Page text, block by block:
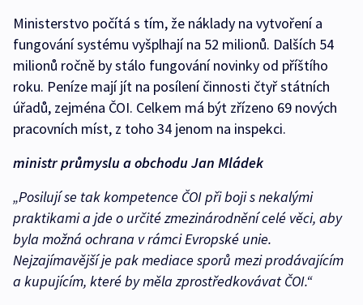
Ministerstvo počítá s tím, že náklady na vytvoření a
fungování systému vyšplhají na 52 milionů. Dalších 54
milionů ročně by stálo fungování novinky od příštího
roku. Peníze mají jít na posílení činnosti čtyř státních
úřadů, zejména ČOI. Celkem má být zřízeno 69 nových
pracovních míst, z toho 34 jenom na inspekci.
ministr průmyslu a obchodu Jan Mládek
„Posilují se tak kompetence ČOI při boji s nekalými
praktikami a jde o určité zmezinárodnění celé věci, aby
byla možná ochrana v rámci Evropské unie.
Nejzajímavější je pak mediace sporů mezi prodávajícím
a kupujícím, které by měla zprostředkovávat ČOI.“